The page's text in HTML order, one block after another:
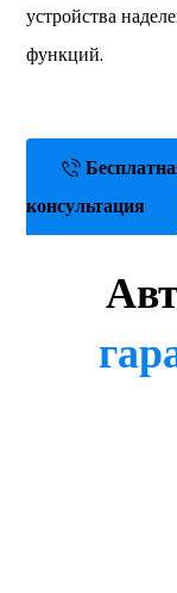
устройства
функций.
консультация